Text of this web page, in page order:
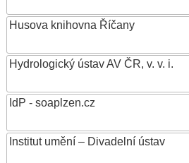
Husova knihovna Říčany
Hydrologický ústav AV ČR, v. v. i.
IdP - soaplzen.cz
Institut umění – Divadelní ústav